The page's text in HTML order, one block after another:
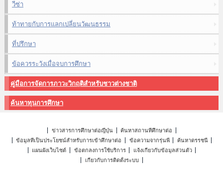
วีซ่า
ท้าทายกับการแลกเปลี่ยนวัฒนธรรม
ที่ปรึกษา
ข้อควรระวังเมื่อจบการศึกษา
คู่มือการจัดการภาวะวิกฤติสำหรับชาวต่างชาติ
ค้นหาทุนการศึกษา
ข่าวสารการศึกษาต่อญี่ปุ่น
ค้นหาสถานที่ศึกษาต่อ
ข้อมูลที่เป็นประโยชน์สำหรับการเข้าศึกษาต่อ
ข้อความจากรุ่นพี่
ค้นหาดรรชนี
แผนผังเว็บไซต์
ข้อตกลงการใช้บริการ
แจ้งเกี่ยวกับข้อมูลส่วนตัว
เกี่ยวกับการติดตั้งระบบ